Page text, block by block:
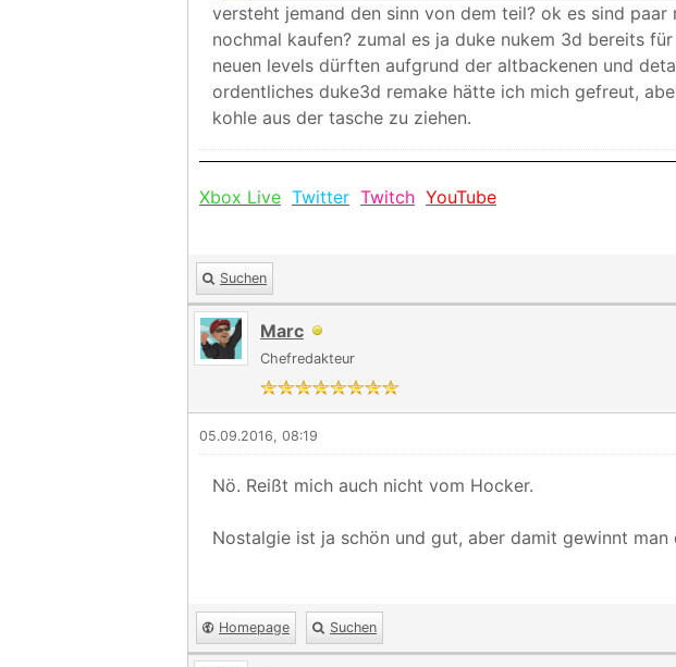
versteht jemand den sinn von dem teil? ok es sind
nochmal kaufen? zumal es ja duke nukem 3d bereits
neuen levels dürften aufgrund der altbackenen und
ordentliches duke3d remake hätte ich mich gefreut,
kohle aus der tasche zu ziehen.
Xbox Live Twitter Twitch YouTube
Suchen
Marc
Chefredakteur
05.09.2016, 08:19
Nö. Reißt mich auch nicht vom Hocker.
Nostalgie ist ja schön und gut, aber damit gewinnt man
Homepage Suchen